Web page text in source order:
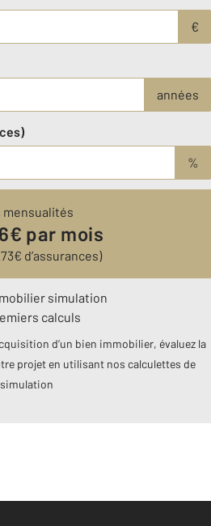
€
années
%
mensualités
€ par mois
€ d’assurances)
simulation
calculs
d’un bien immobilier, évaluez la
projet en utilisant nos calculettes de
simulation